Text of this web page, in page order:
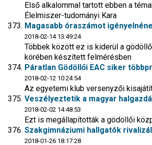
Első alkalommal tartott ebben a
Élelmiszer-tudományi Kara
Magasabb óraszámot
2018-02-14 13:49:24
Többek között ez is kiderül a
körében készített felmérésben
Páratlan Gödöllői EAC siker
2018-02-12 10:24:54
Az egyetemi klub versenyzői
Veszélyeztetik a magyar
2018-02-02 14:48:53
Ezt is megállapították a gödöllői
Szakgimnáziumi hallgatók
2018-01-26 18:17:28